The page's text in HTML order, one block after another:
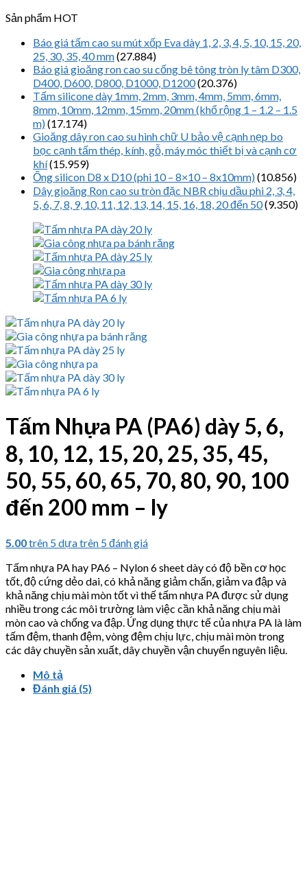
Sản phẩm HOT
Báo giá tấm cao su mút xốp Eva dày 1, 2, 3, 4, 5, 10, 15, 20,
25, 30, 35, 40 mm(27.884)
Báo giá gioăng ron cao su cống bê tông tròn ly tâm D300,
D400, D600, D800, D1000, D1200(20.376)
Tấm silicone dày 1mm, 2mm, 3mm, 4mm, 5mm, 6mm,
8mm, 10mm, 12mm, 15mm, 20mm (khổ rộng 1 – 1.2 – 1.5
m)(17.174)
Gioăng dây ron cao su hình chữ U bảo vệ cạnh nẹp bo
bọc cạnh tấm thép, kính, gỗ, máy móc thiết bị và cạnh cơ
khí(15.959)
Ống silicon D8 x D10 (phi 10 – 8×10 – 8x10mm)(10.856)
Dây gioăng Ron cao su tròn đặc NBR chịu dầu phi 2, 3, 4,
5, 6, 7, 8, 9, 10, 11, 12, 13, 14, 15, 16, 18, 20 đến 50(9.350)
Tấm Nhựa PA (PA6) dày 5, 6,
8, 10, 12, 15, 20, 25, 35, 45,
50, 55, 60, 65, 70, 80, 90, 100
đến 200 mm – ly
5.00trên 5 dựa trên 5đánh giá
Tấm nhựa PA hay PA6 – Nylon 6 sheet dày có độ bền cơ học
tốt, độ cứng dẻo dai, có khả năng giảm chấn, giảm va đập và
khả năng chịu mài mòn tốt vì thế tấm nhựa PA được sử dụng
nhiều trong các môi trường làm việc cần khả năng chịu mài
mòn cao và chống va đập. Ứng dụng thực tế của nhựa PA là làm
tấm đệm, thanh đệm, vòng đệm chịu lực, chịu mài mòn trong
các dây chuyền sản xuất, dây chuyền vận chuyển nguyên liệu.
Mô tả
Đánh giá (5)